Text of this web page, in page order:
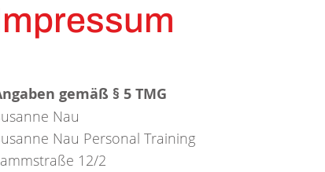
gemäß § 5 TMG
Nau
Nau Personal Training
12/2